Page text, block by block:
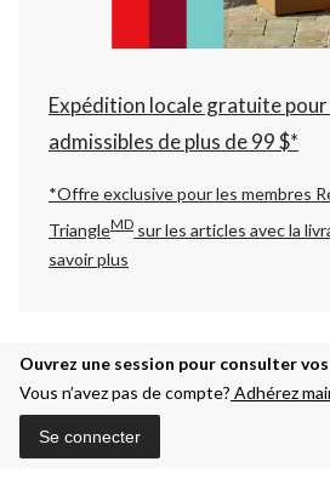
pour
Expédition locale gratuite pour
admissibles de plus de 99 $*
*Offre exclusive pour les membres
TriangleMD sur les articles avec la
savoir plus
Ouvrez une session pour consulter
Vous n’avez pas de compte? Adhérez
Se connecter